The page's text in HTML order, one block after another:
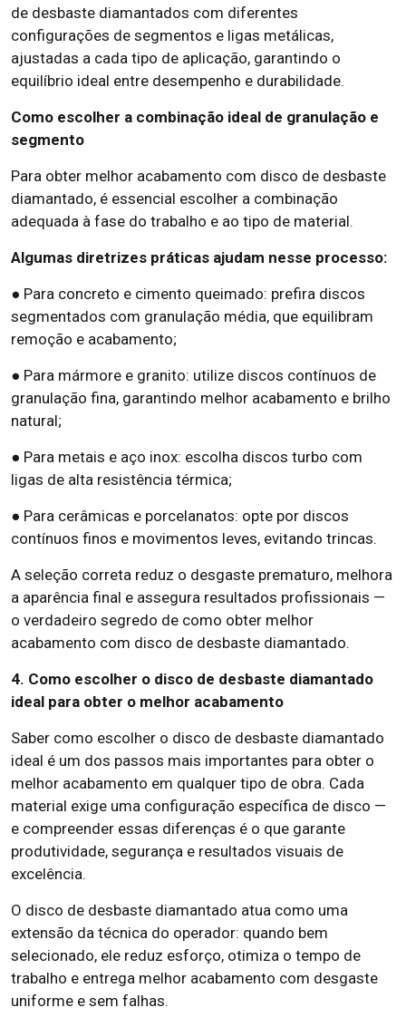
de desbaste diamantados com diferentes
configurações de segmentos e ligas metálicas,
ajustadas a cada tipo de aplicação, garantindo o
equilíbrio ideal entre desempenho e durabilidade.
Como escolher a combinação ideal de granulação e
segmento
Para obter melhor acabamento com disco de desbaste
diamantado, é essencial escolher a combinação
adequada à fase do trabalho e ao tipo de material.
Algumas diretrizes práticas ajudam nesse processo:
● Para concreto e cimento queimado: prefira discos
segmentados com granulação média, que equilibram
remoção e acabamento;
● Para mármore e granito: utilize discos contínuos de
granulação fina, garantindo melhor acabamento e brilho
natural;
● Para metais e aço inox: escolha discos turbo com
ligas de alta resistência térmica;
● Para cerâmicas e porcelanatos: opte por discos
contínuos finos e movimentos leves, evitando trincas.
A seleção correta reduz o desgaste prematuro, melhora
a aparência final e assegura resultados profissionais —
o verdadeiro segredo de como obter melhor
acabamento com disco de desbaste diamantado.
4. Como escolher o disco de desbaste diamantado
ideal para obter o melhor acabamento
Saber como escolher o disco de desbaste diamantado
ideal é um dos passos mais importantes para obter o
melhor acabamento em qualquer tipo de obra. Cada
material exige uma configuração específica de disco —
e compreender essas diferenças é o que garante
produtividade, segurança e resultados visuais de
excelência.
O disco de desbaste diamantado atua como uma
extensão da técnica do operador: quando bem
selecionado, ele reduz esforço, otimiza o tempo de
trabalho e entrega melhor acabamento com desgaste
uniforme e sem falhas.